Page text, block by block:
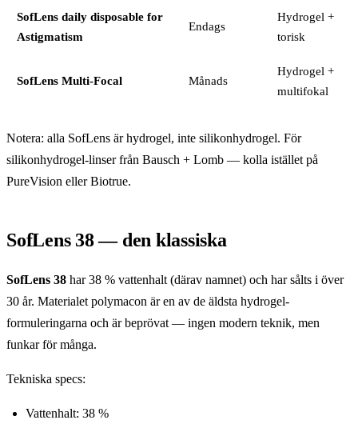
SofLens daily disposable for
Astigmatism
Endags
Hydrogel +
torisk
SofLens Multi-Focal Månads
Hydrogel +
multifokal
Notera: alla SofLens är hydrogel, inte silikonhydrogel. För
silikonhydrogel-linser från Bausch + Lomb — kolla istället på
PureVision eller Biotrue.
SofLens 38 — den klassiska
SofLens 38 har 38 % vattenhalt (därav namnet) och har sålts i över
30 år. Materialet polymacon är en av de äldsta hydrogel-
formuleringarna och är beprövat — ingen modern teknik, men
funkar för många.
Tekniska specs:
Vattenhalt: 38 %